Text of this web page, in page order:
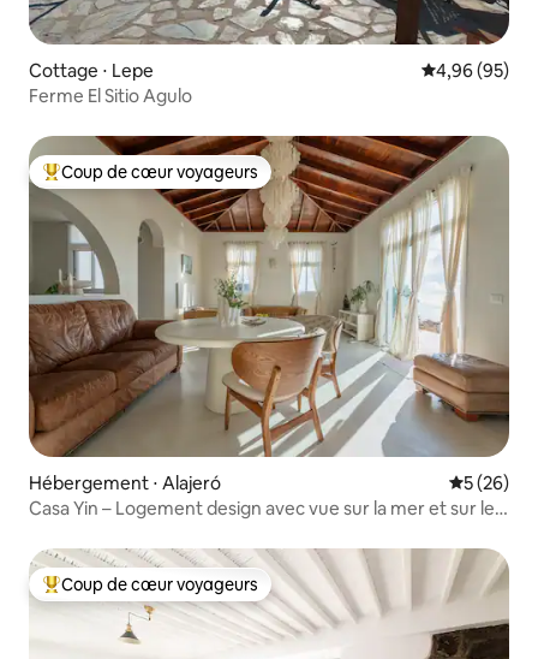
Cottage ⋅ Lepe Évaluation
4,96 (95)
Ferme El Sitio Agulo
Coups de cœur voyageurs les plus appréciés
Coup de cœur voyageurs
Hébergement ⋅ Alajeró
5 (26)
Casa Yin – Logement design avec vue sur la mer et sur le
Coups de cœur voyageurs les plus appréciés
Coup de cœur voyageurs